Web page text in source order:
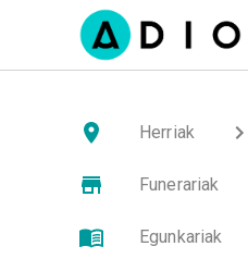
Herriak
Funerariak
Egunkariak